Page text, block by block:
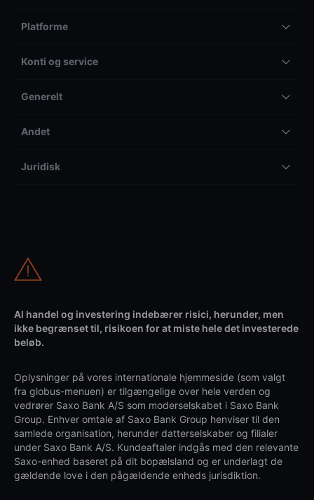
Platforme
Konti og service
Generelt
Andet
Juridisk
Al handel og investering indebærer risici, herunder, men
ikke begrænset til, risikoen for at miste hele det investerede
beløb.
Oplysninger på vores internationale hjemmeside (som valgt
fra globus-menuen) er tilgængelige over hele verden og
vedrører Saxo Bank A/S som moderselskabet i Saxo Bank
Group. Enhver omtale af Saxo Bank Group henviser til den
samlede organisation, herunder datterselskaber og filialer
under Saxo Bank A/S. Kundeaftaler indgås med den relevante
Saxo-enhed baseret på dit bopælsland og er underlagt de
gældende love i den pågældende enheds jurisdiktion.